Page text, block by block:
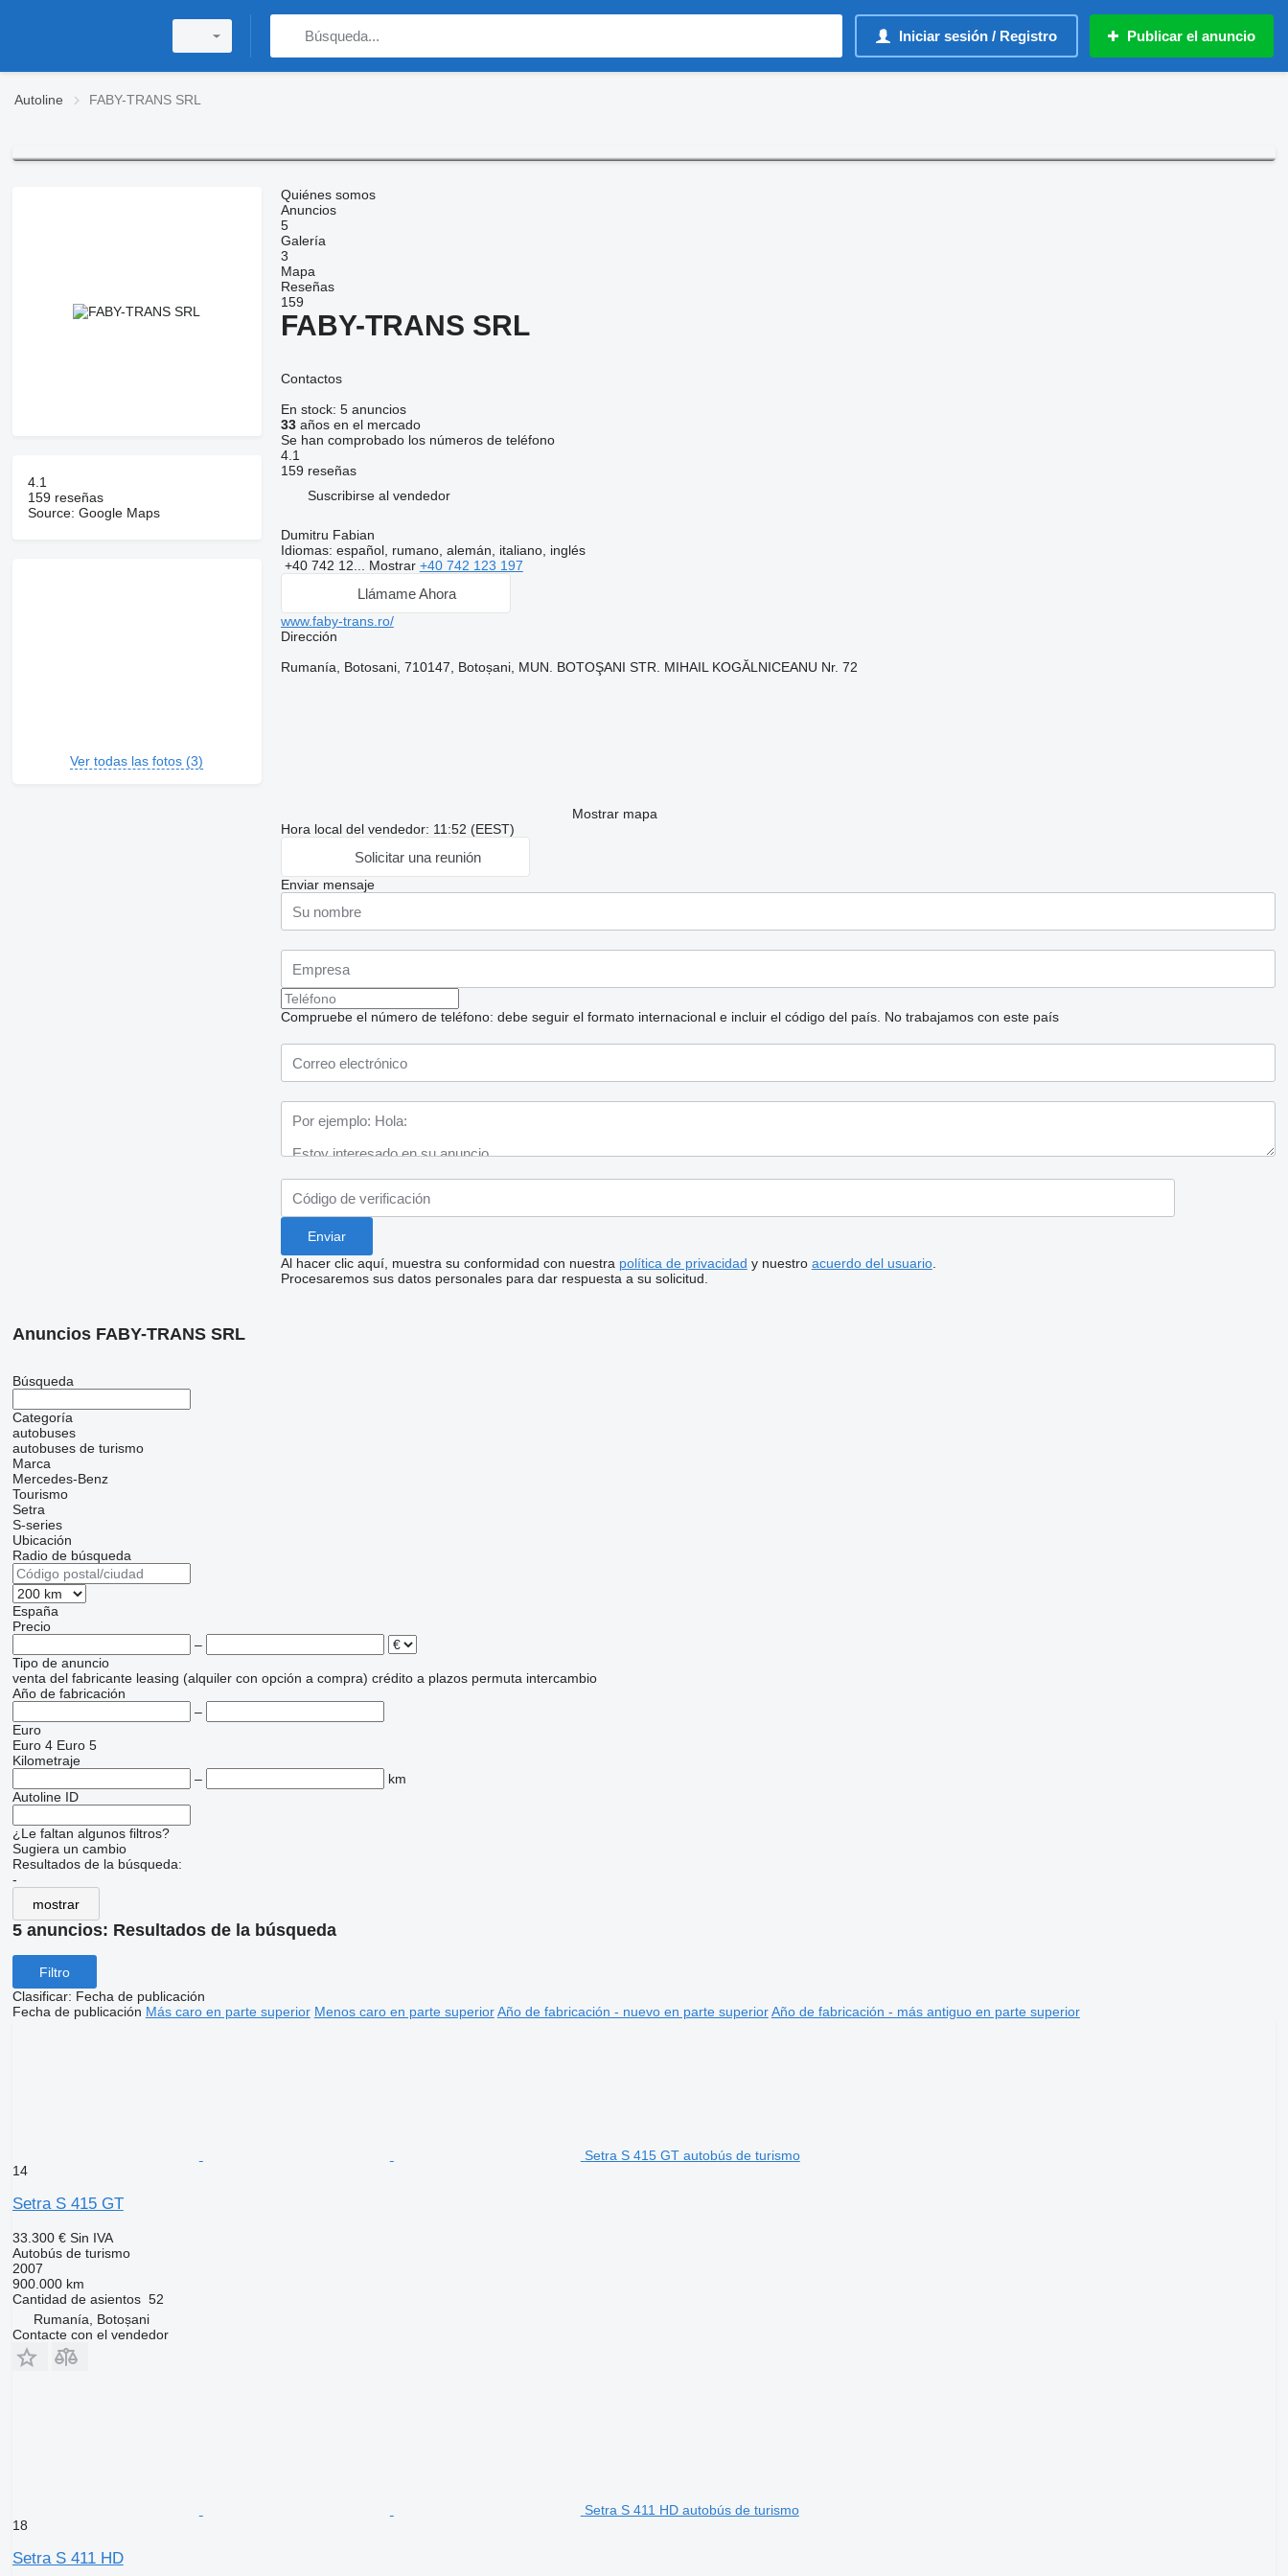
Iniciar sesión / Registro Publicar el anuncio
Autoline FABY-TRANS SRL
4.1
159 reseñas
Source: Google Maps
Ver todas las fotos (3)
Quiénes somos
Anuncios
5
Galería
3
Mapa
Reseñas
159
FABY-TRANS SRL
Contactos
En stock: 5 anuncios
33años en el mercado
Se han comprobado los números de teléfono
4.1
159 reseñas
Suscribirse al vendedor
Dumitru Fabian
Idiomas: español, rumano, alemán, italiano, inglés
+40 742 12... Mostrar +40 742 123 197
Llámame Ahora
www.faby-trans.ro/
Dirección
Rumanía, Botosani, 710147, Botoșani, MUN. BOTOŞANI STR. MIHAIL KOGĂLNICEANU Nr. 72
Mostrar mapa
Hora local del vendedor: 11:52 (EEST)
Solicitar una reunión
Enviar mensaje
Compruebe el número de teléfono: debe seguir el formato internacional e incluir el código del país. No trabajamos con este país
Al hacer clic aquí, muestra su conformidad con nuestra política de privacidad y nuestro acuerdo del usuario.
Procesaremos sus datos personales para dar respuesta a su solicitud.
Anuncios FABY-TRANS SRL
Búsqueda
Categoría
autobuses
autobuses de turismo
Marca
Mercedes-Benz
Tourismo
Setra
S-series
Ubicación
Radio de búsqueda
España
Precio
–
Tipo de anuncio
venta del fabricante leasing (alquiler con opción a compra) crédito a plazos permuta intercambio
Año de fabricación
–
Euro
Euro 4 Euro 5
Kilometraje
–
km
Autoline ID
¿Le faltan algunos filtros?
Sugiera un cambio
Resultados de la búsqueda:
-
mostrar
5 anuncios: Resultados de la búsqueda
Filtro
Clasificar: Fecha de publicación
Fecha de publicación Más caro en parte superior Menos caro en parte superior Año de fabricación - nuevo en parte superior Año de fabricación - más antiguo en parte superior
Setra S 415 GT autobús de turismo
14
Setra S 415 GT
33.300 € Sin IVA
Autobús de turismo
2007
900.000 km
Cantidad de asientos 52
Rumanía, Botoșani
Contacte con el vendedor
Setra S 411 HD autobús de turismo
18
Setra S 411 HD